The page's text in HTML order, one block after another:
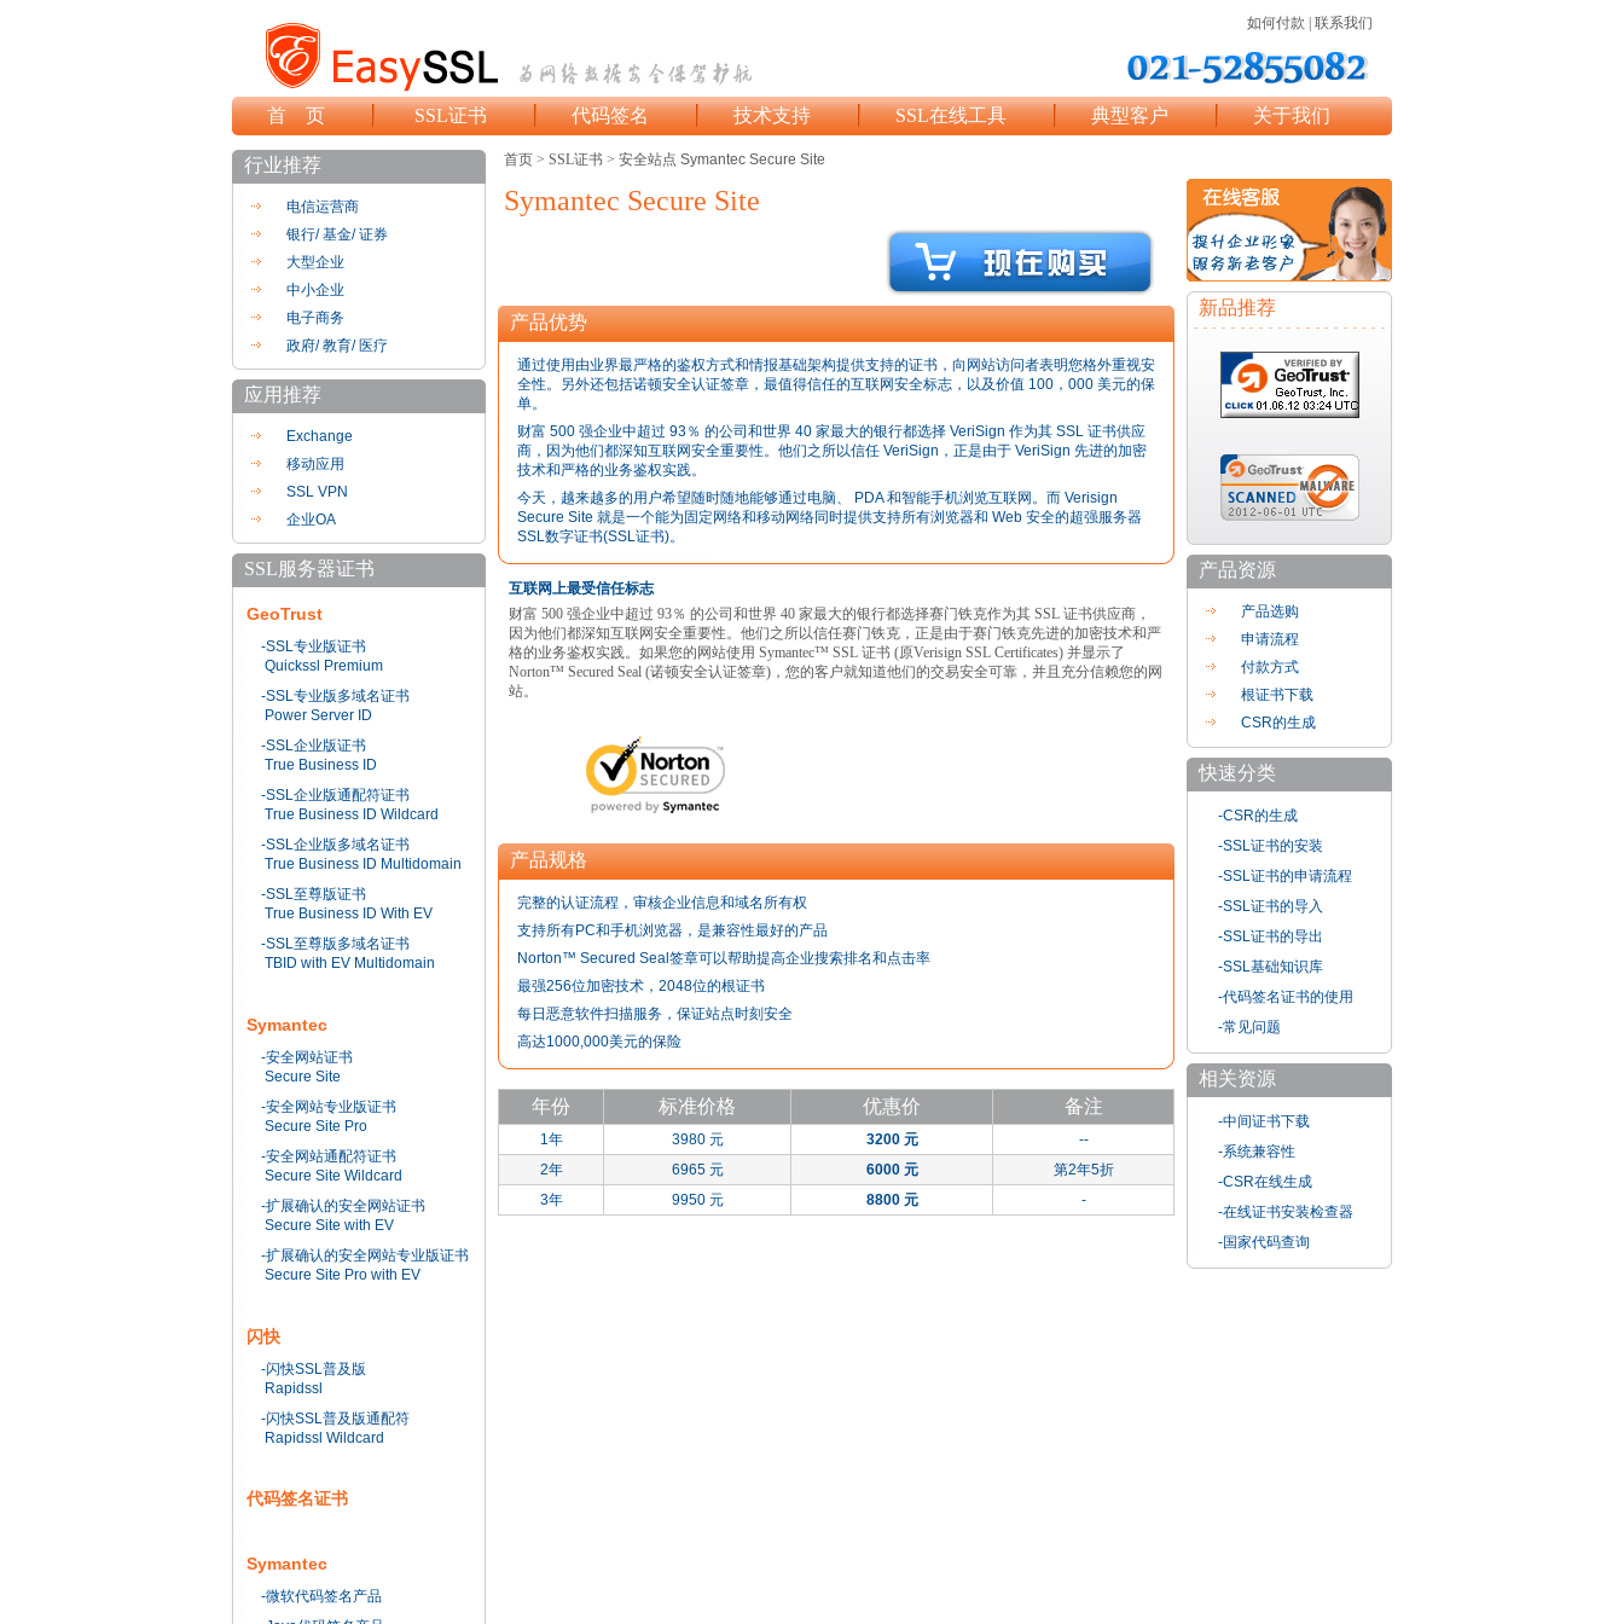
如何付款 联系我们
首 页 SSL证书 代码签名 技术支持 SSL在线工具 典型客户 关于我们
行业推荐
电信运营商
银行/ 基金/ 证券
大型企业
中小企业
电子商务
政府/ 教育/ 医疗
应用推荐
Exchange
移动应用
SSL VPN
企业OA
SSL服务器证书
GeoTrust
-SSL专业版证书
Quickssl Premium
-SSL专业版多域名证书
Power Server ID
-SSL企业版证书
True Business ID
-SSL企业版通配符证书
True Business ID Wildcard
-SSL企业版多域名证书
True Business ID Multidomain
-SSL至尊版证书
True Business ID With EV
-SSL至尊版多域名证书
TBID with EV Multidomain
Symantec
-安全网站证书
Secure Site
-安全网站专业版证书
Secure Site Pro
-安全网站通配符证书
Secure Site Wildcard
-扩展确认的安全网站证书
Secure Site with EV
-扩展确认的安全网站专业版证书
Secure Site Pro with EV
闪快
-闪快SSL普及版
Rapidssl
-闪快SSL普及版通配符
Rapidssl Wildcard
代码签名证书
Symantec
-微软代码签名产品
首页 > SSL证书 > 安全站点 Symantec Secure Site
Symantec Secure Site
产品优势
通过使用由业界最严格的鉴权方式和情报基础架构提供支持的证书，向网站访问者表明您格外重视安
全性。另外还包括诺顿安全认证签章，最值得信任的互联网安全标志，以及价值 100，000 美元的保
单。
财富 500 强企业中超过 93％ 的公司和世界 40 家最大的银行都选择 VeriSign 作为其 SSL 证书供应
商，因为他们都深知互联网安全重要性。他们之所以信任 VeriSign，正是由于 VeriSign 先进的加密
技术和严格的业务鉴权实践。
今天，越来越多的用户希望随时随地能够通过电脑、 PDA 和智能手机浏览互联网。而 Verisign
Secure Site 就是一个能为固定网络和移动网络同时提供支持所有浏览器和 Web 安全的超强服务器
SSL数字证书(SSL证书)。
互联网上最受信任标志
财富 500 强企业中超过 93％ 的公司和世界 40 家最大的银行都选择赛门铁克作为其 SSL 证书供应商，
因为他们都深知互联网安全重要性。他们之所以信任赛门铁克，正是由于赛门铁克先进的加密技术和严
格的业务鉴权实践。如果您的网站使用 Symantec™ SSL 证书 (原Verisign SSL Certificates) 并显示了
Norton™ Secured Seal (诺顿安全认证签章)，您的客户就知道他们的交易安全可靠，并且充分信赖您的网
站。
产品规格
完整的认证流程，审核企业信息和域名所有权
支持所有PC和手机浏览器，是兼容性最好的产品
Norton™ Secured Seal签章可以帮助提高企业搜索排名和点击率
最强256位加密技术，2048位的根证书
每日恶意软件扫描服务，保证站点时刻安全
高达1000,000美元的保险
年份 标准价格 优惠价 备注
1年 3980 元 3200 元
--
2年
6965 元 6000 元
第2年5折
3年
9950 元 8800 元 -
新品推荐
产品资源
产品选购
申请流程
付款方式
根证书下载
CSR的生成
快速分类
-CSR的生成
-SSL证书的安装
-SSL证书的申请流程
-SSL证书的导入
-SSL证书的导出
-SSL基础知识库
-代码签名证书的使用
-常见问题
相关资源
-中间证书下载
-系统兼容性
-CSR在线生成
-在线证书安装检查器
-国家代码查询